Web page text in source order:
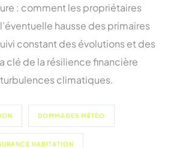
: comment les propriétaires
hausse des primaires
constant des évolutions et des
clé de la résilience financière
climatiques.
DOMMAGES MÉTÉO
HABITATION